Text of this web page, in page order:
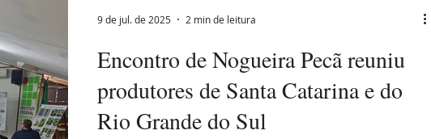
Encontro de Nogueira Pecã reuniu
produtores de Santa Catarina e do
Rio Grande do Sul
9 de jul. de 2025 2 min de leitura